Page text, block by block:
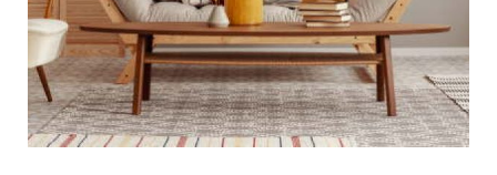
ישראלים הם